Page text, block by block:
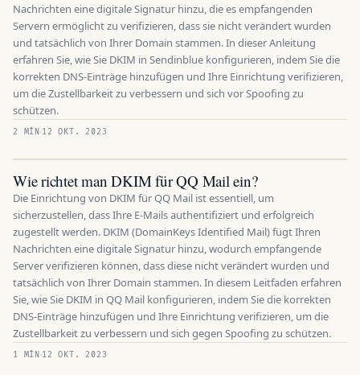
Nachrichten eine digitale Signatur hinzu, die es empfangenden
Servern ermöglicht zu verifizieren, dass sie nicht verändert wurden
und tatsächlich von Ihrer Domain stammen. In dieser Anleitung
erfahren Sie, wie Sie DKIM in Sendinblue konfigurieren, indem Sie die
korrekten DNS-Einträge hinzufügen und Ihre Einrichtung verifizieren,
um die Zustellbarkeit zu verbessern und sich vor Spoofing zu
schützen.
2 MÍN 12 OKT. 2023
Wie richtet man DKIM für QQ Mail ein?
Die Einrichtung von DKIM für QQ Mail ist essentiell, um
sicherzustellen, dass Ihre E-Mails authentifiziert und erfolgreich
zugestellt werden. DKIM (DomainKeys Identified Mail) fügt Ihren
Nachrichten eine digitale Signatur hinzu, wodurch empfangende
Server verifizieren können, dass diese nicht verändert wurden und
tatsächlich von Ihrer Domain stammen. In diesem Leitfaden erfahren
Sie, wie Sie DKIM in QQ Mail konfigurieren, indem Sie die korrekten
DNS-Einträge hinzufügen und Ihre Einrichtung verifizieren, um die
Zustellbarkeit zu verbessern und sich gegen Spoofing zu schützen.
1 MÍN 12 OKT. 2023